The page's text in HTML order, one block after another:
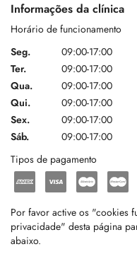
Informações da clínica
Horário de funcionamento
Seg.
09:00-17:00
Ter.
09:00-17:00
Qua.
09:00-17:00
Qui.
09:00-17:00
Sex.
09:00-17:00
Sáb.
09:00-17:00
Tipos de pagamento
Por favor active os "cookies
privacidade" desta página
abaixo.